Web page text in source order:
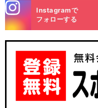
m
Instagramで
フォローする